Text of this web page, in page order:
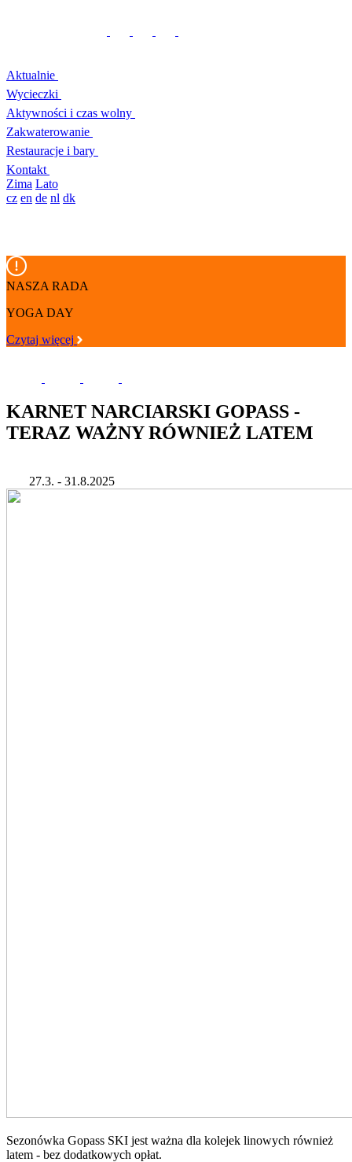
Aktualnie
Wycieczki
Aktywności i czas wolny
Zakwaterowanie
Restauracje i bary
Kontakt
Zima Lato
cz en de nl dk
NASZA RADA
YOGA DAY
Czytaj więcej
KARNET NARCIARSKI GOPASS -
TERAZ WAŻNY RÓWNIEŻ LATEM
27.3. - 31.8.2025
Sezonówka Gopass SKI jest ważna dla kolejek linowych również
latem - bez dodatkowych opłat.